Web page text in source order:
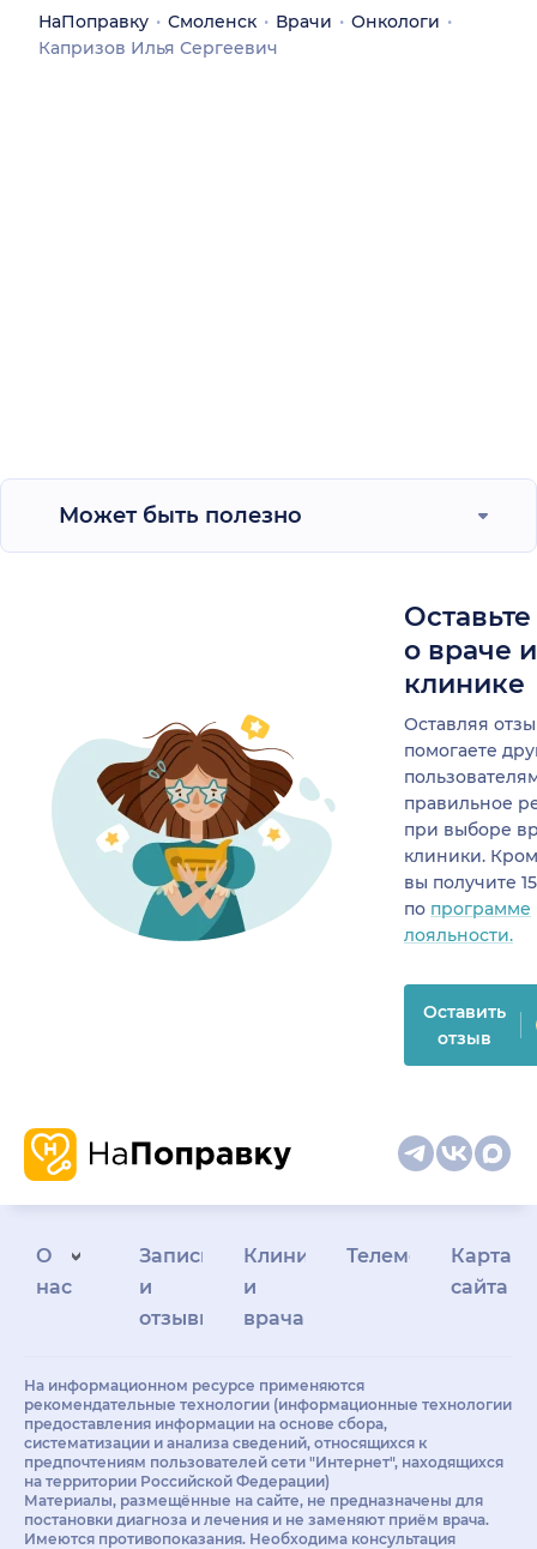
НаПоправку Смоленск Врачи
Онкологи
Капризов Илья Сергеевич
Может быть полезно
о враче
клинике
Оставляя
помогаете
правильное
при выборе
клиники.
вы получите
по программе
лояльности.
Оставить
отзыв
О
нас
Запись
и
отзывы
Клиникам
и
врачам
Телемедицина
Карта
сайта
На информационном ресурсе применяются
рекомендательные технологии (информационные технологии
предоставления информации на основе сбора,
систематизации и анализа сведений, относящихся к
предпочтениям пользователей сети "Интернет", находящихся
на территории Российской Федерации)
Материалы, размещённые на сайте, не предназначены для
постановки диагноза и лечения и не заменяют приём врача.
Имеются противопоказания. Необходима консультация